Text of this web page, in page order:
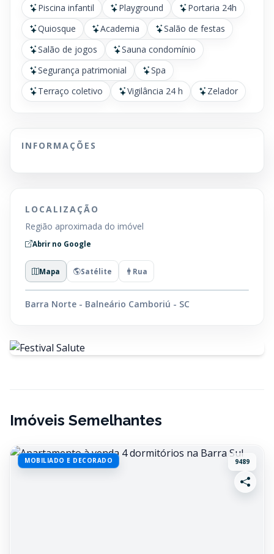
Piscina infantil Playground
Portaria 24h
Quiosque
Academia
Salão de festas
Salão de jogos
Sauna condomínio
Segurança patrimonial
Spa
Terraço coletivo
Vigilância 24 h Zelador
INFORMAÇÕES
LOCALIZAÇÃO
Região aproximada do imóvel
Abrir no Google
Mapa Satélite Rua
Barra Norte - Balneário Camboriú - SC
Imóveis Semelhantes
MOBILIADO E DECORADO 9489